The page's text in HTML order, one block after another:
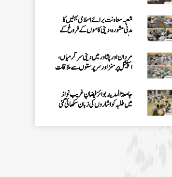
جامعۃ المدینہ بوائز فیضانِ غریب نواز
میں طلبہ کو اشاروں کی زبان سکھائی گئی
اسپیشل پرسنز ڈیپارٹمنٹ کے تحت 3 دن
کا قافلہ، دینی احکام اور سنتوں کی تربیت
پشاور: مدرسۃ المدینہ میں سیکھنے سکھانے
کا حلقہ، اسپیشل پرسنز کی معاونت کا ذہن